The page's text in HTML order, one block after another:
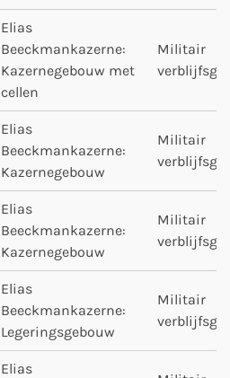
Elias
Beeckmankazerne:
Kazernegebouw met
cellen
Militair
Elias
Beeckmankazerne:
Kazernegebouw
Militair
Elias
Beeckmankazerne:
Kazernegebouw
Militair
Elias
Beeckmankazerne:
Legeringsgebouw
Militair
Elias